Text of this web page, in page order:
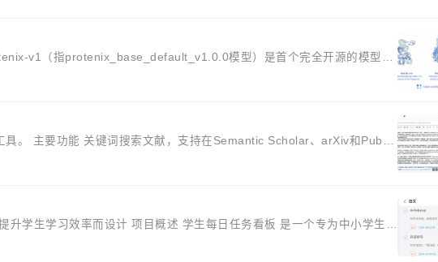
v1（指protenix_base_default_v1.0.0模型）是首个完全开源的模型，
。 主要功能 关键词搜索文献，支持在Semantic Scholar、arXiv和PubM
学生学习效率而设计 项目概述 学生每日任务看板 是一个专为中小学生设
的数据追踪功...